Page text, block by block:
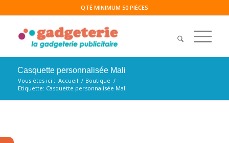
QTÉ MINIMUM 50 PIÈCES
Casquette personnalisée Mali
Vous êtes ici : Accueil / Boutique /
Etiquette: Casquette personnalisée Mali